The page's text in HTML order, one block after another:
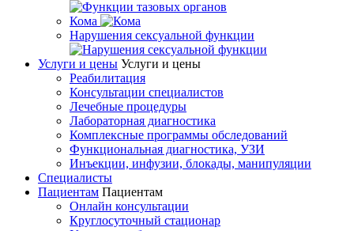
Кома
Нарушения сексуальной функции
Услуги и цены Услуги и цены
Реабилитация
Консультации специалистов
Лечебные процедуры
Лабораторная диагностика
Комплексные программы обследований
Функциональная диагностика, УЗИ
Инъекции, инфузии, блокады, манипуляции
Специалисты
Пациентам Пациентам
Онлайн консультации
Круглосуточный стационар